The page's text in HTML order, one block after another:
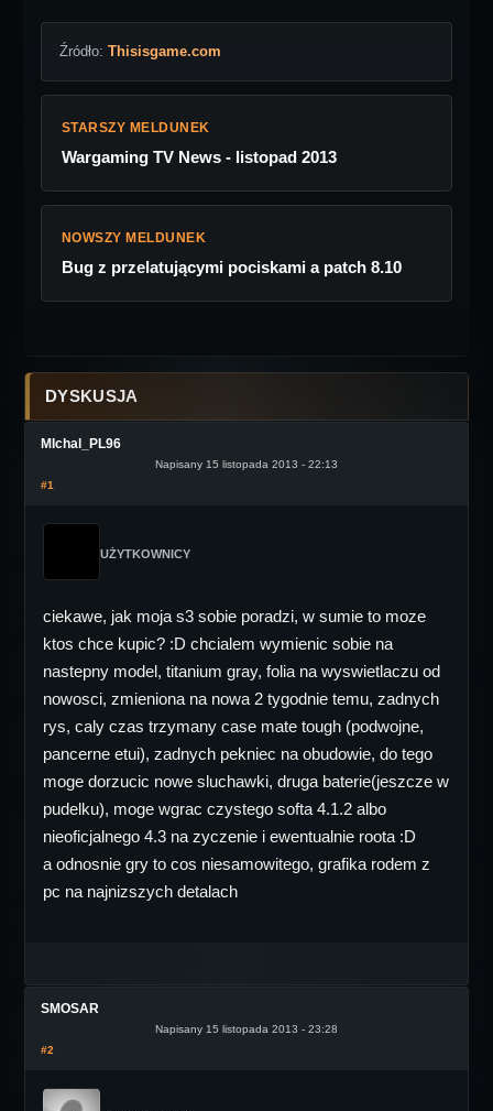
Źródło: Thisisgame.com
STARSZY MELDUNEK
Wargaming TV News - listopad 2013
NOWSZY MELDUNEK
Bug z przelatującymi pociskami a patch 8.10
DYSKUSJA
MIchal_PL96
Napisany 15 listopada 2013 - 22:13
#1
UŻYTKOWNICY
ciekawe, jak moja s3 sobie poradzi, w sumie to moze
ktos chce kupic? :D chcialem wymienic sobie na
nastepny model, titanium gray, folia na wyswietlaczu od
nowosci, zmieniona na nowa 2 tygodnie temu, zadnych
rys, caly czas trzymany case mate tough (podwojne,
pancerne etui), zadnych pekniec na obudowie, do tego
moge dorzucic nowe sluchawki, druga baterie(jeszcze w
pudelku), moge wgrac czystego softa 4.1.2 albo
nieoficjalnego 4.3 na zyczenie i ewentualnie roota :D
a odnosnie gry to cos niesamowitego, grafika rodem z
pc na najnizszych detalach
SMOSAR
Napisany 15 listopada 2013 - 23:28
#2